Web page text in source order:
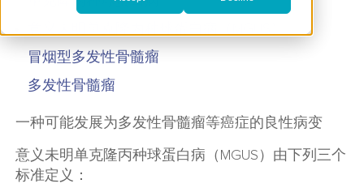
冒烟型多发性骨髓瘤
多发性骨髓瘤
一种可能发展为多发性骨髓瘤等癌症的良性病变
意义未明单克隆丙种球蛋白病（MGUS）由下列三个
标准定义：